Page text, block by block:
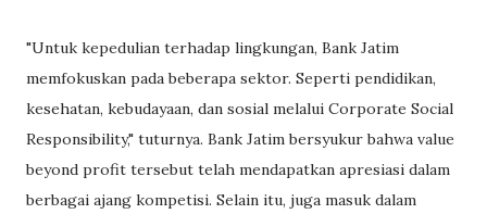
"Untuk kepedulian terhadap lingkungan, Bank Jatim
memfokuskan pada beberapa sektor. Seperti pendidikan,
kesehatan, kebudayaan, dan sosial melalui Corporate Social
Responsibility," tuturnya. Bank Jatim bersyukur bahwa value
beyond profit tersebut telah mendapatkan apresiasi dalam
berbagai ajang kompetisi. Selain itu, juga masuk dalam